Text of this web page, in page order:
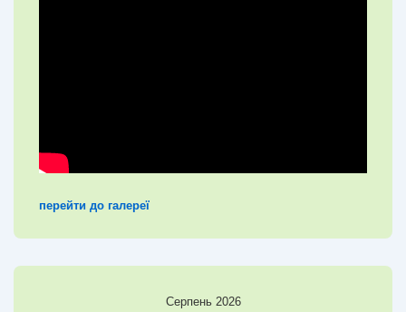
перейти до галереї
Серпень 2026